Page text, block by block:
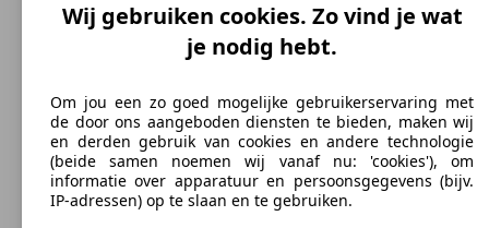
Varianten tonen
Wij gebruiken cookies. Zo vind je wat
je nodig hebt.
Om jou een zo goed mogelijke gebruikerservaring met
de door ons aangeboden diensten te bieden, maken wij
en derden gebruik van cookies en andere technologie
(beide samen noemen wij vanaf nu: 'cookies'), om
informatie over apparatuur en persoonsgegevens (bijv.
IP-adressen) op te slaan en te gebruiken.